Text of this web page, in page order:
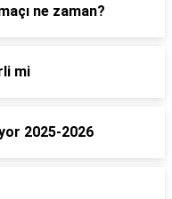
ne zaman?
mi
2025-2026